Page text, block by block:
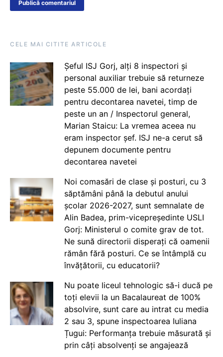
CELE MAI CITITE ARTICOLE
Șeful ISJ Gorj, alți 8 inspectori și
personal auxiliar trebuie să returneze
peste 55.000 de lei, bani acordați
pentru decontarea navetei, timp de
peste un an / Inspectorul general,
Marian Staicu: La vremea aceea nu
eram inspector șef. ISJ ne-a cerut să
depunem documente pentru
decontarea navetei
Noi comasări de clase și posturi, cu 3
săptămâni până la debutul anului
școlar 2026-2027, sunt semnalate de
Alin Badea, prim-vicepreședinte USLI
Gorj: Ministerul o comite grav de tot.
Ne sună directorii disperați că oamenii
rămân fără posturi. Ce se întâmplă cu
învățătorii, cu educatorii?
Nu poate liceul tehnologic să-i ducă pe
toți elevii la un Bacalaureat de 100%
absolvire, sunt care au intrat cu media
2 sau 3, spune inspectoarea Iuliana
Țugui: Performanța trebuie măsurată și
prin câți absolvenți se angajează